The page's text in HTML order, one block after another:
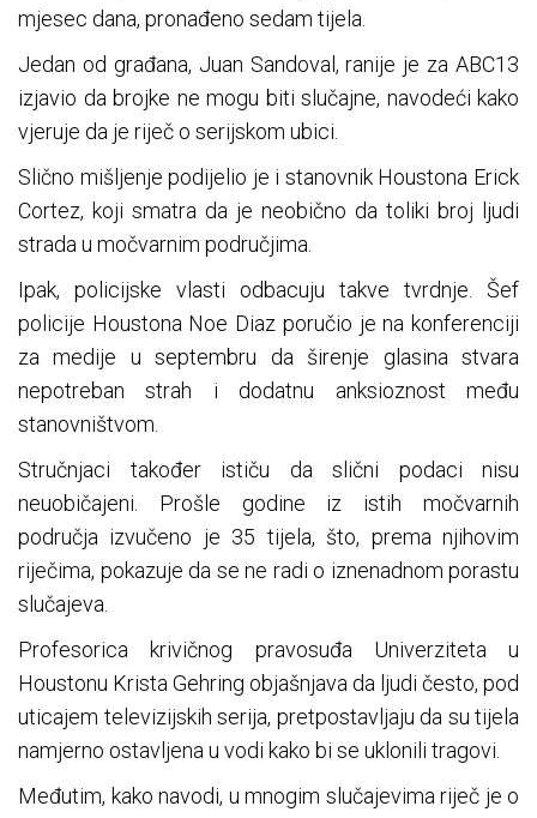
mjesec dana, pronađeno sedam tijela.
Jedan od građana, Juan Sandoval, ranije je za ABC13
izjavio da brojke ne mogu biti slučajne, navodeći kako
vjeruje da je riječ o serijskom ubici.
Slično mišljenje podijelio je i stanovnik Houstona Erick
Cortez, koji smatra da je neobično da toliki broj ljudi
strada u močvarnim područjima.
Ipak, policijske vlasti odbacuju takve tvrdnje. Šef
policije Houstona Noe Diaz poručio je na konferenciji
za medije u septembru da širenje glasina stvara
nepotreban strah i dodatnu anksioznost među
stanovništvom.
Stručnjaci također ističu da slični podaci nisu
neuobičajeni. Prošle godine iz istih močvarnih
područja izvučeno je 35 tijela, što, prema njihovim
riječima, pokazuje da se ne radi o iznenadnom porastu
slučajeva.
Profesorica krivičnog pravosuđa Univerziteta u
Houstonu Krista Gehring objašnjava da ljudi često, pod
uticajem televizijskih serija, pretpostavljaju da su tijela
namjerno ostavljena u vodi kako bi se uklonili tragovi.
Međutim, kako navodi, u mnogim slučajevima riječ je o